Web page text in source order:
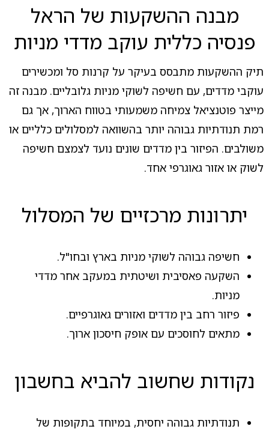
מבנה ההשקעות של הראל
פנסיה כללית עוקב מדדי מניות
תיק ההשקעות מתבסס בעיקר על קרנות סל ומכשירים
עוקבי מדדים, עם חשיפה לשוקי מניות גלובליים. מבנה זה
מייצר פוטנציאל צמיחה משמעותי בטווח הארוך, אך גם
רמת תנודתיות גבוהה יותר בהשוואה למסלולים כלליים או
משולבים. הפיזור בין מדדים שונים נועד לצמצם חשיפה
לשוק או אזור גאוגרפי אחד.
יתרונות מרכזיים של המסלול
חשיפה גבוהה לשוקי מניות בארץ ובחו"ל.
השקעה פאסיבית ושיטתית במעקב אחר מדדי
מניות.
פיזור רחב בין מדדים ואזורים גאוגרפיים.
מתאים לחוסכים עם אופק חיסכון ארוך.
נקודות שחשוב להביא בחשבון
תנודתיות גבוהה יחסית, במיוחד בתקופות של